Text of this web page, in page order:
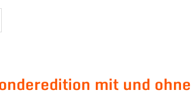
mit und ohne